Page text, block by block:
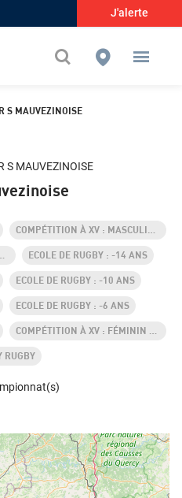
J'alerte
R S MAUVEZINOISE
COMPÉTITION À XV : MASCULIN -19 ANS
MASCULIN -16 ANS ECOLE DE RUGBY : -14 ANS
ECOLE DE RUGBY : -10 ANS
ECOLE DE RUGBY : -6 ANS
COMPÉTITION À XV : FÉMININ -18 ANS
RUGBY